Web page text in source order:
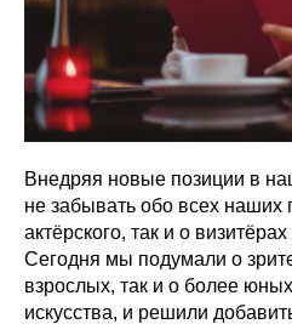
Внедряя новые позиции в
не забывать обо всех наших
актёрского, так и о
Сегодня мы подумали о
взрослых, так и о более
искусства, и решили